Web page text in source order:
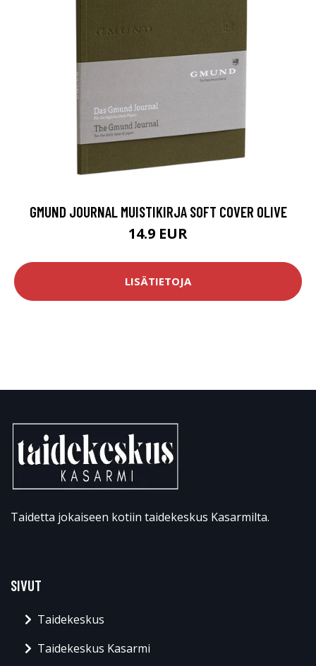
GMUND JOURNAL MUISTIKIRJA SOFT COVER OLIVE
14.9 EUR
LISÄTIETOJA
Taidetta jokaiseen kotiin taidekeskus Kasarmilta.
SIVUT
Taidekeskus
Taidekeskus Kasarmi